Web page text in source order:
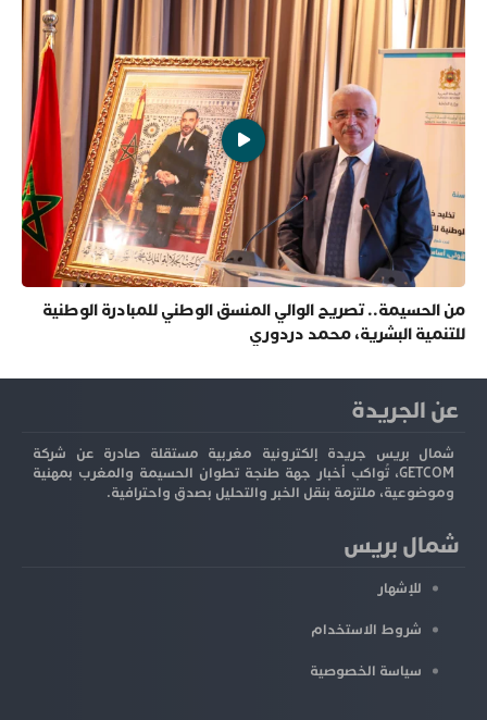
من الحسيمة.. تصريح الوالي المنسق الوطني للمبادرة الوطنية
للتنمية البشرية، محمد دردوري
عن الجريدة
شمال بريس جريدة إلكترونية مغربية مستقلة صادرة عن شركة
GETCOM، تُواكب أخبار جهة طنجة تطوان الحسيمة والمغرب بمهنية
وموضوعية، ملتزمة بنقل الخبر والتحليل بصدق واحترافية.
شمال بريس
للإشهار
شروط الاستخدام
سياسة الخصوصية